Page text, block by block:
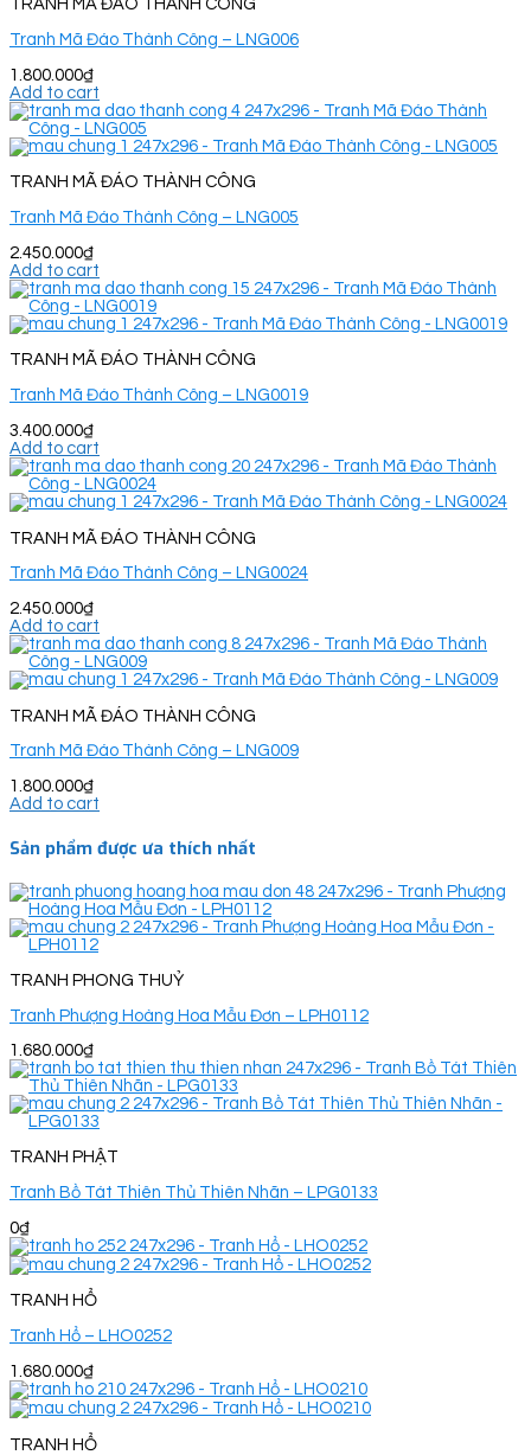
TRANH MÃ ĐÁO THÀNH CÔNG
Tranh Mã Đáo Thành Công – LNG006
1.800.000₫
Add to cart
TRANH MÃ ĐÁO THÀNH CÔNG
Tranh Mã Đáo Thành Công – LNG005
2.450.000₫
Add to cart
TRANH MÃ ĐÁO THÀNH CÔNG
Tranh Mã Đáo Thành Công – LNG0019
3.400.000₫
Add to cart
TRANH MÃ ĐÁO THÀNH CÔNG
Tranh Mã Đáo Thành Công – LNG0024
2.450.000₫
Add to cart
TRANH MÃ ĐÁO THÀNH CÔNG
Tranh Mã Đáo Thành Công – LNG009
1.800.000₫
Add to cart
Sản phẩm được ưa thích nhất
TRANH PHONG THUỶ
Tranh Phượng Hoàng Hoa Mẫu Đơn – LPH0112
1.680.000₫
TRANH PHẬT
Tranh Bồ Tát Thiên Thủ Thiên Nhãn – LPG0133
0₫
TRANH HỔ
Tranh Hổ – LHO0252
1.680.000₫
TRANH HỔ